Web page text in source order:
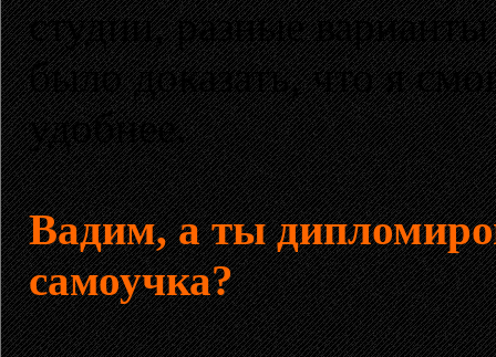
студии, разные
было доказать, что я
удобнее.
Вадим, а ты
самоучка?